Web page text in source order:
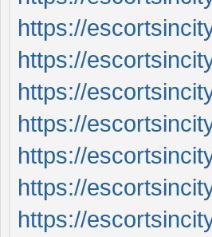
https://
https://
https://
https://
https://
https://
https://